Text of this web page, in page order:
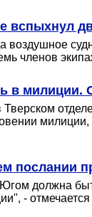
вспыхнул
воздушное
членов
в милиции.
послании
должна
-